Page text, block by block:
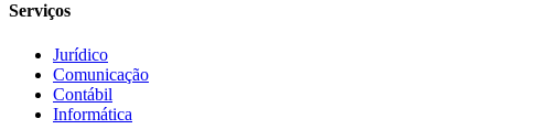
Serviços
Jurídico
Comunicação
Contábil
Informática